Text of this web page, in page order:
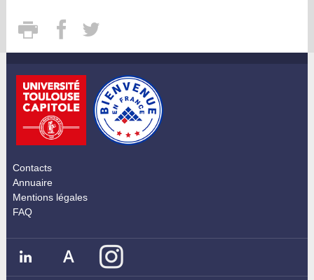
Contacts
Annuaire
Mentions légales
FAQ